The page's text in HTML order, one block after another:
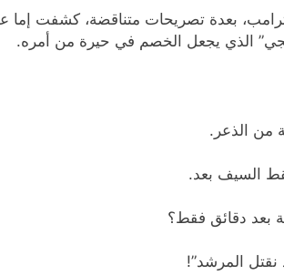
بعدة تصريحات متناقضة، كشفت إما عن
الذي يجعل الخصم في حيرة من أمره.
من الذعر.
السيف بعد.
بعد دقائق فقط؟
نقتل المرشد”!